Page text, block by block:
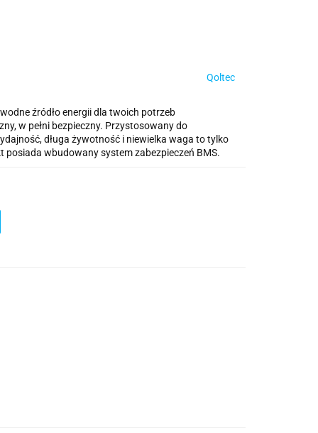
Qoltec
źródło energii dla twoich potrzeb
w pełni bezpieczny. Przystosowany do
długa żywotność i niewielka waga to tylko
posiada wbudowany system zabezpieczeń BMS.